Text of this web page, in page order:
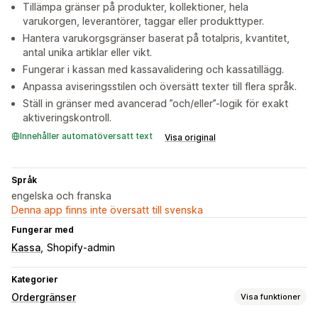
Tillämpa gränser på produkter, kollektioner, hela
varukorgen, leverantörer, taggar eller produkttyper.
Hantera varukorgsgränser baserat på totalpris, kvantitet,
antal unika artiklar eller vikt.
Fungerar i kassan med kassavalidering och kassatillägg.
Anpassa aviseringsstilen och översätt texter till flera språk.
Ställ in gränser med avancerad ”och/eller”-logik för exakt
aktiveringskontroll.
Innehåller automatöversatt text Visa original
Språk
engelska och franska
Denna app finns inte översatt till svenska
Fungerar med
Kassa Shopify-admin
Kategorier
Ordergränser Visa funktioner